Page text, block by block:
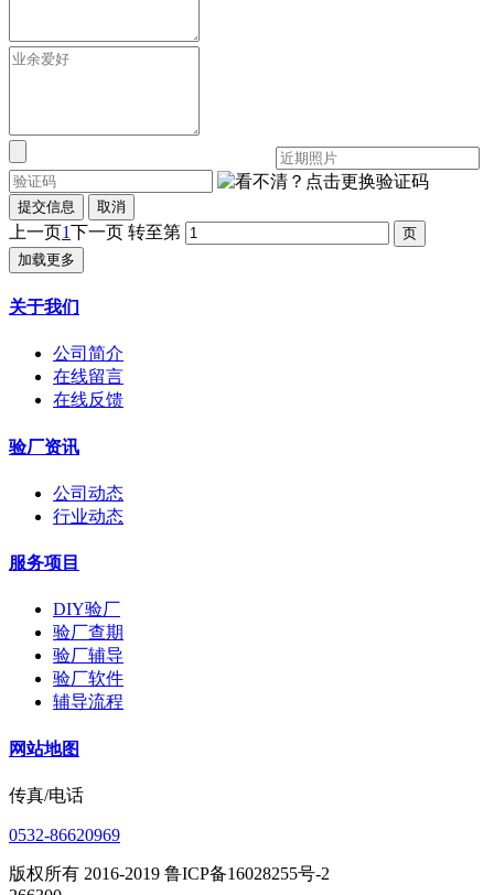
提交信息 取消
上一页1下一页 转至第
加载更多
关于我们
公司简介
在线留言
在线反馈
验厂资讯
公司动态
行业动态
服务项目
DIY验厂
验厂查期
验厂辅导
验厂软件
辅导流程
网站地图
传真/电话
0532-86620969
版权所有 2016-2019 鲁ICP备16028255号-2